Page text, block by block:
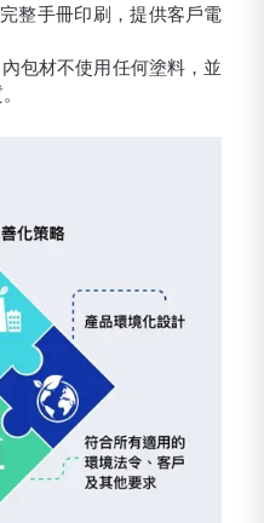
整手冊印刷，提供客戶電
包材不使用任何塗料，並